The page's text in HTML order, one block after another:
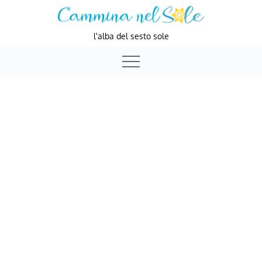
l'alba del sesto sole